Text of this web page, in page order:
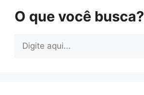
O que você busca?
Pesquisar